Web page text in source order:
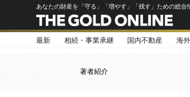
あなたの財産を「守る」「増やす」「残す」ための総合
最新 相続・事業承継 国内不動産 海
著者紹介